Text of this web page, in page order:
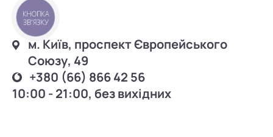
м. Київ, проспект Європейського
Союзу, 49
+380 (66) 866 42 56
10:00 - 21:00, без вихідних
КНОПКА
ЗВ'ЯЗКУ